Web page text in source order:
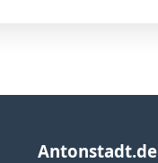
Antonstadt.de